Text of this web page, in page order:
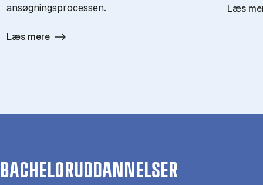
ansøgningsprocessen.
Læs mere
Læs
BACHELORUDDANNELSER